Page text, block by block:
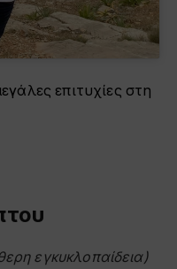
επιτυχίες στη
εγκυκλοπαίδεια)